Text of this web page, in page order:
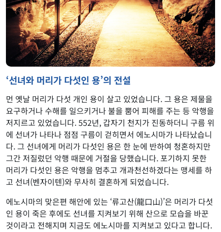
‘선녀와 머리가 다섯인 용’의 전설
먼 옛날 머리가 다섯 개인 용이 살고 있었습니다. 그 용은 제물을
요구하거나 수해를 일으키거나 불을 뿜어 피해를 주는 등 악행을
저지르고 있었습니다. 552년, 갑자기 천지가 진동하더니 구름 위
에 선녀가 나타나 점점 구름이 걷히면서 에노시마가 나타났습니
다. 그 선녀에게 머리가 다섯인 용은 한 눈에 반하여 청혼하지만
그간 저질렀던 악행 때문에 거절을 당했습니다. 포기하지 못한
머리가 다섯인 용은 악행을 멈추고 개과천선하겠다는 맹세를 하
고 선녀(벤자이텐)와 무사히 결혼하게 되었습니다.
에노시마의 맞은편 해안에 있는 ‘류고산(龍口山)’은 머리가 다섯
인 용이 죽은 후에도 선녀를 지켜보기 위해 산으로 모습을 바꾼
것이라고 전해지며 지금도 에노시마를 지켜보고 있다고 합니다.